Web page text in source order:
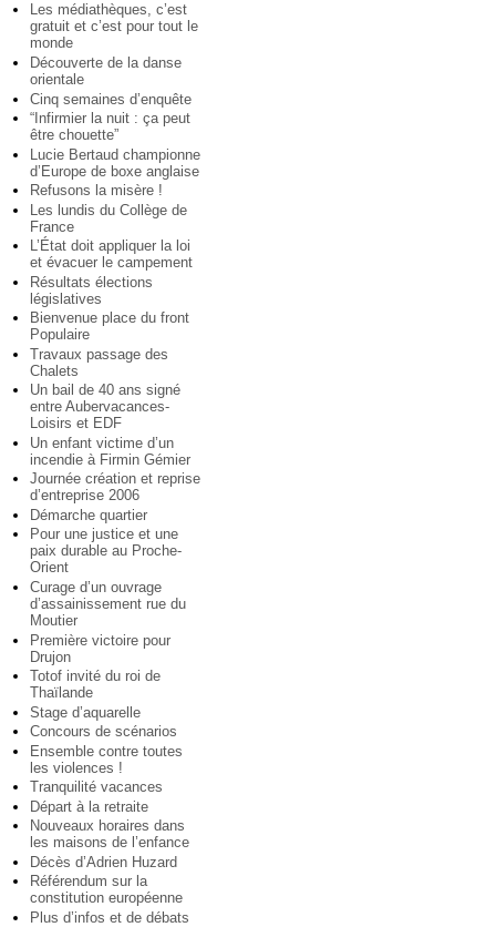
Les médiathèques, c’est
gratuit et c’est pour tout le
monde
Découverte de la danse
orientale
Cinq semaines d’enquête
“Infirmier la nuit : ça peut
être chouette”
Lucie Bertaud championne
d’Europe de boxe anglaise
Refusons la misère !
Les lundis du Collège de
France
L’État doit appliquer la loi
et évacuer le campement
Résultats élections
législatives
Bienvenue place du front
Populaire
Travaux passage des
Chalets
Un bail de 40 ans signé
entre Aubervacances-
Loisirs et EDF
Un enfant victime d’un
incendie à Firmin Gémier
Journée création et reprise
d’entreprise 2006
Démarche quartier
Pour une justice et une
paix durable au Proche-
Orient
Curage d’un ouvrage
d’assainissement rue du
Moutier
Première victoire pour
Drujon
Totof invité du roi de
Thaïlande
Stage d’aquarelle
Concours de scénarios
Ensemble contre toutes
les violences !
Tranquilité vacances
Départ à la retraite
Nouveaux horaires dans
les maisons de l’enfance
Décès d’Adrien Huzard
Référendum sur la
constitution européenne
Plus d’infos et de débats